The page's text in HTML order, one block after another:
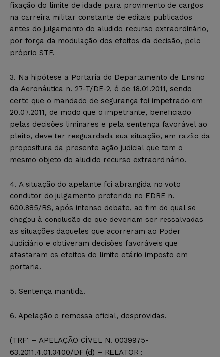
fixação do limite de idade para provimento de cargos
na carreira militar constante de editais publicados
antes do julgamento do aludido recurso extraordinário,
por força da modulação dos efeitos da decisão, pelo
próprio STF.
3. Na hipótese a Portaria do Departamento de Ensino
da Aeronáutica n. 27-T/DE-2, é de 18.01.2011, sendo
certo que o mandado de segurança foi impetrado em
20.07.2011, de modo que o impetrante, beneficiado
pelas decisões liminares e pela sentença favorável ao
pleito, deve ter resguardada sua situação, em razão da
propositura da presente ação judicial que tem o
mesmo objeto do aludido recurso extraordinário.
4. A situação do apelante foi abrangida no voto
condutor do julgamento proferido no EDRE n.
600.885/RS, após intenso debate, ao fim do qual se
chegou à conclusão de que deveriam ser ressalvadas
as situações daqueles que acorreram ao Poder
Judiciário e obtiveram decisões favoráveis que
afastaram os efeitos do limite etário imposto em
portaria.
5. Sentença mantida.
6. Apelação e remessa oficial, desprovidas.
(TRF1 – APELAÇÃO CÍVEL N. 0039975-
63.2011.4.01.3400/DF (d) – RELATOR :